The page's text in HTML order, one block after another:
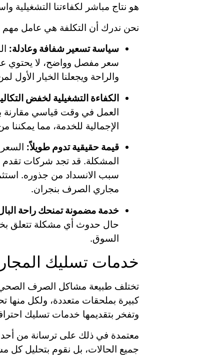
هو نتاج مباشر لكفاءتنا التشغيلية
نحن ندرك أن التكلفة هي عامل مهم
سياسة تسعير شفافة وعادلة:
سعر مفصل وواضح، لا يحتوي
والراحة ويجعلنا الخيار
الكفاءة التشغيلية لخفض
العمل في وقت قياسي مقارنة
الإجمالية للخدمة، مما يمكننا
قيمة حقيقية تدوم طويلاً:
المشكلة. قد تجد شركات تقدم
سبب الانسداد من جذوره.
مجاري الصرف بنجران.
خدمة مضمونة تمنحك راحة
حال حدوث أي مشكلة تتعلق
السوق.
خدمات تسليك
تختلف طبيعة مشاكل الصرف الصحي
كبيرة بملحقات متعددة، ولكل
وتفخر بتقديمها خدمات تسليك
معتمدة في ذلك على ترسانة من أحدث
جميع الحالات، بل نقوم بتحليل كل